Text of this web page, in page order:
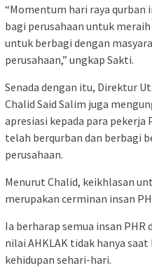
“Momentum hari raya
bagi perusahaan untuk
untuk berbagi dengan
perusahaan,” ungkap Sakti.
Senada dengan itu, Direktur
Chalid Said Salim juga
apresiasi kepada para pekerja
telah berqurban dan berbagi
perusahaan.
Menurut Chalid, keikhlasan
merupakan cerminan insan
Ia berharap semua insan
nilai AHKLAK tidak hanya
kehidupan sehari-hari.